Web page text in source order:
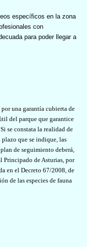
específicos en la zona
con
para poder llegar a
una garantía cubierta de
del parque que garantice
se constata la realidad de
que se indique, las
de seguimiento deberá,
Principado de Asturias, por
en el Decreto 67/2008, de
de las especies de fauna